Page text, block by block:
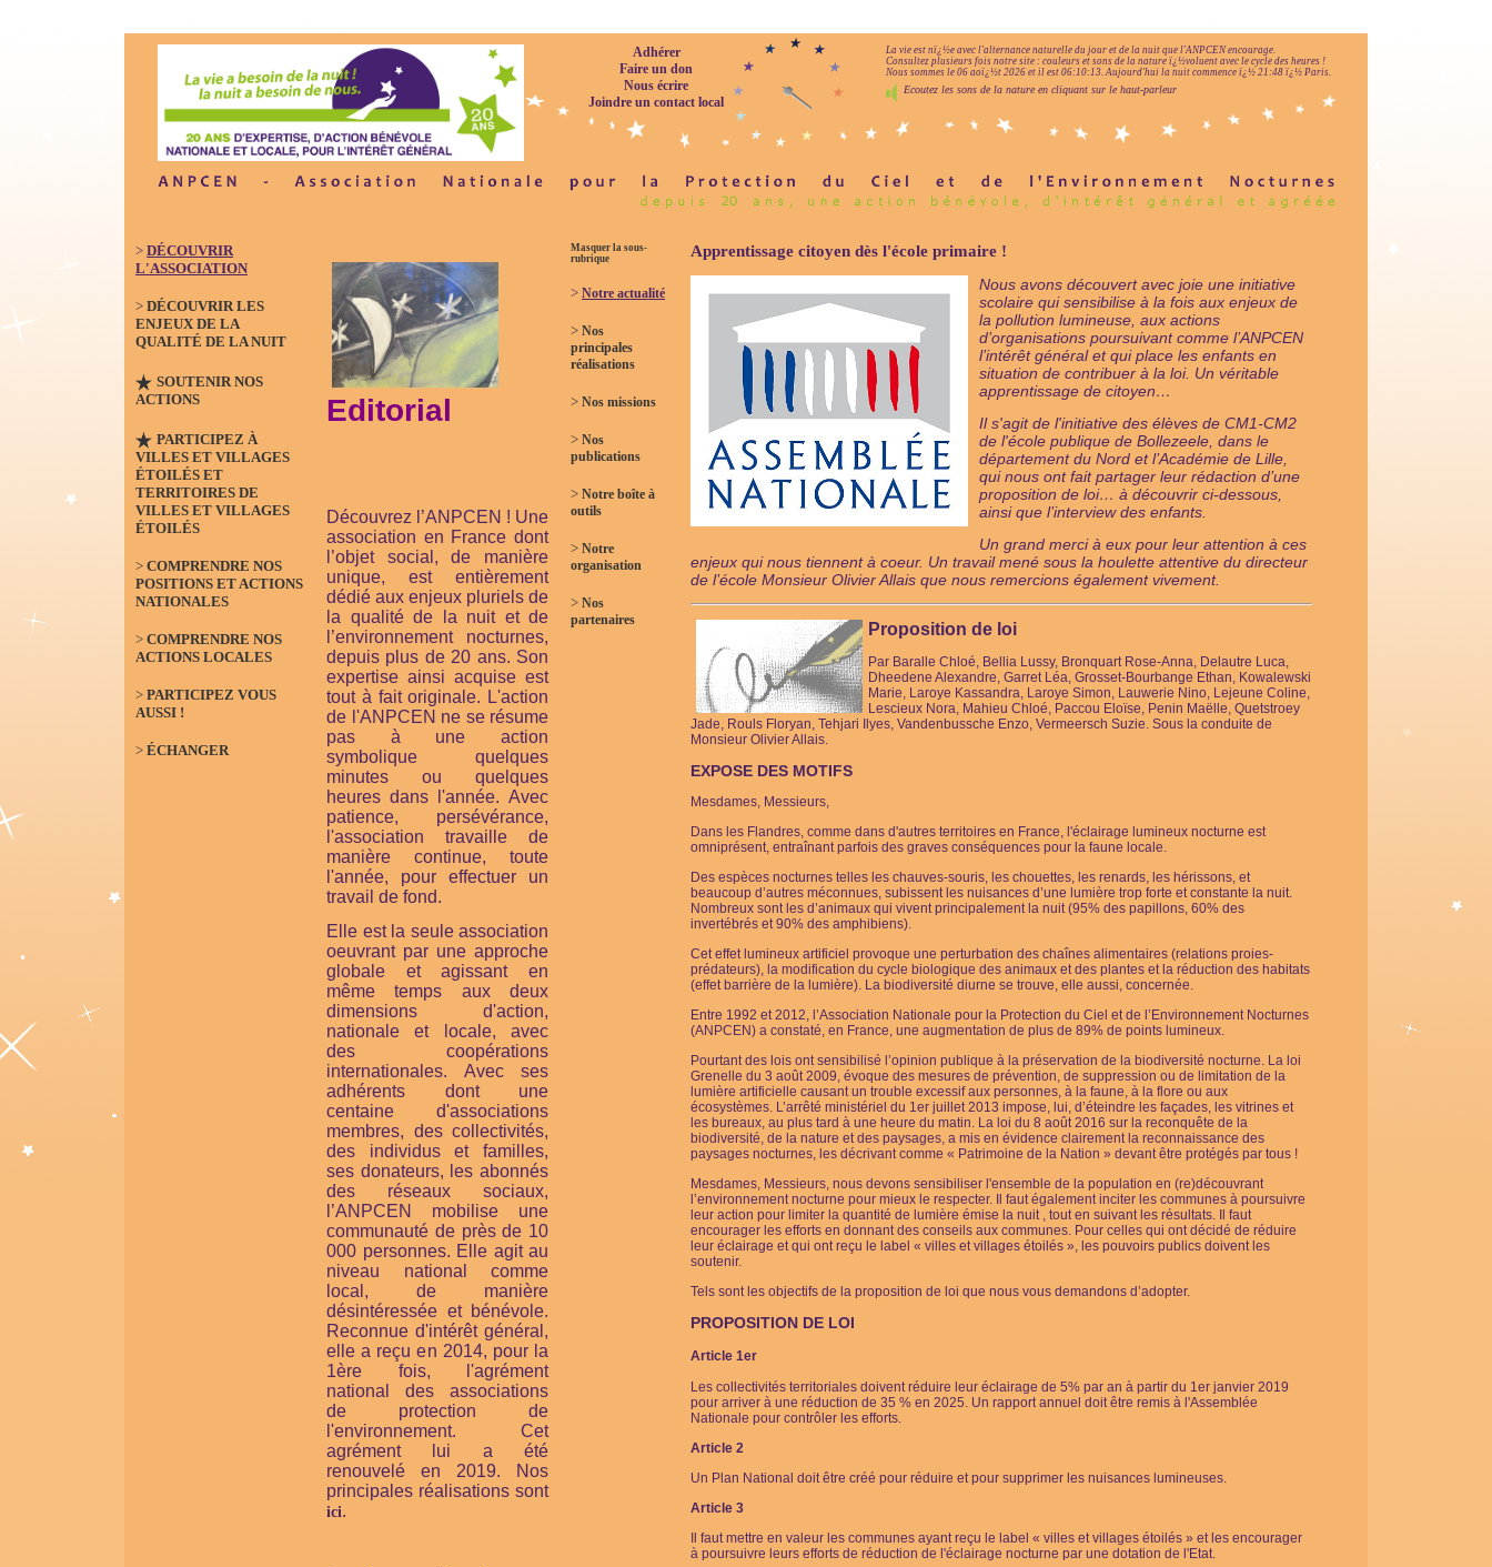
Adhérer
Faire un don
Nous écrire
Joindre un contact local
La vie est nï¿½e avec l'alternance naturelle du jour et de la nuit que l'ANPCEN encourage.
Consultez plusieurs fois notre site : couleurs et sons de la nature ï¿½voluent avec le cycle des heures !
Nous sommes le 06 aoï¿½t 2026 et il est 06:10:14.Aujourd'hui la nuit commence ï¿½ 21:48 ï¿½ Paris.
Ecoutez les sons de la nature en cliquant sur le haut-parleur
> DÉCOUVRIR
L'ASSOCIATION
> DÉCOUVRIR LES
ENJEUX DE LA
QUALITÉ DE LA NUIT
SOUTENIR NOS
ACTIONS
PARTICIPEZ À
VILLES ET VILLAGES
ÉTOILÉS ET
TERRITOIRES DE
VILLES ET VILLAGES
ÉTOILÉS
> COMPRENDRE NOS
POSITIONS ET ACTIONS
NATIONALES
> COMPRENDRE NOS
ACTIONS LOCALES
> PARTICIPEZ VOUS
AUSSI !
> ÉCHANGER
Editorial
Découvrez l’ANPCEN ! Une
association en France dont
l’objet social, de manière
unique, est entièrement
dédié aux enjeux pluriels de
la qualité de la nuit et de
l’environnement nocturnes,
depuis plus de 20 ans. Son
expertise ainsi acquise est
tout à fait originale. L'action
de l'ANPCEN ne se résume
pas à une action
symbolique quelques
minutes ou quelques
heures dans l'année. Avec
patience, persévérance,
l'association travaille de
manière continue, toute
l'année, pour effectuer un
travail de fond.
Elle est la seule association
oeuvrant par une approche
globale et agissant en
même temps aux deux
dimensions d'action,
nationale et locale, avec
des coopérations
internationales. Avec ses
adhérents dont une
centaine d'associations
membres, des collectivités,
des individus et familles,
ses donateurs, les abonnés
des réseaux sociaux,
l’ANPCEN mobilise une
communauté de près de 10
000 personnes. Elle agit au
niveau national comme
local, de manière
désintéressée et bénévole.
Reconnue d'intérêt général,
elle a reçu en 2014, pour la
1ère fois, l'agrément
national des associations
de protection de
l'environnement. Cet
agrément lui a été
renouvelé en 2019. Nos
principales réalisations sont
ici.
Masquer la sous-
rubrique
> Notre actualité
> Nos
principales
réalisations
> Nos missions
> Nos
publications
> Notre boîte à
outils
> Notre
organisation
> Nos
partenaires
Apprentissage citoyen dès l'école primaire !
Nous avons découvert avec joie une initiative
scolaire qui sensibilise à la fois aux enjeux de
la pollution lumineuse, aux actions
d’organisations poursuivant comme l’ANPCEN
l’intérêt général et qui place les enfants en
situation de contribuer à la loi. Un véritable
apprentissage de citoyen…
Il s'agit de l'initiative des élèves de CM1-CM2
de l'école publique de Bollezeele, dans le
département du Nord et l’Académie de Lille,
qui nous ont fait partager leur rédaction d’une
proposition de loi… à découvrir ci-dessous,
ainsi que l’interview des enfants.
Un grand merci à eux pour leur attention à ces
enjeux qui nous tiennent à coeur. Un travail mené sous la houlette attentive du directeur
de l’école Monsieur Olivier Allais que nous remercions également vivement.
Proposition de loi
Par Baralle Chloé, Bellia Lussy, Bronquart Rose-Anna, Delautre Luca,
Dheedene Alexandre, Garret Léa, Grosset-Bourbange Ethan, Kowalewski
Marie, Laroye Kassandra, Laroye Simon, Lauwerie Nino, Lejeune Coline,
Lescieux Nora, Mahieu Chloé, Paccou Eloïse, Penin Maëlle, Quetstroey
Jade, Rouls Floryan, Tehjari Ilyes, Vandenbussche Enzo, Vermeersch Suzie. Sous la conduite de
Monsieur Olivier Allais.
EXPOSE DES MOTIFS
Mesdames, Messieurs,
Dans les Flandres, comme dans d'autres territoires en France, l'éclairage lumineux nocturne est
omniprésent, entraînant parfois des graves conséquences pour la faune locale.
Des espèces nocturnes telles les chauves-souris, les chouettes, les renards, les hérissons, et
beaucoup d’autres méconnues, subissent les nuisances d’une lumière trop forte et constante la nuit.
Nombreux sont les d’animaux qui vivent principalement la nuit (95% des papillons, 60% des
invertébrés et 90% des amphibiens).
Cet effet lumineux artificiel provoque une perturbation des chaînes alimentaires (relations proies-
prédateurs), la modification du cycle biologique des animaux et des plantes et la réduction des habitats
(effet barrière de la lumière). La biodiversité diurne se trouve, elle aussi, concernée.
Entre 1992 et 2012, l’Association Nationale pour la Protection du Ciel et de l’Environnement Nocturnes
(ANPCEN) a constaté, en France, une augmentation de plus de 89% de points lumineux.
Pourtant des lois ont sensibilisé l’opinion publique à la préservation de la biodiversité nocturne. La loi
Grenelle du 3 août 2009, évoque des mesures de prévention, de suppression ou de limitation de la
lumière artificielle causant un trouble excessif aux personnes, à la faune, à la flore ou aux
écosystèmes. L’arrêté ministériel du 1er juillet 2013 impose, lui, d’éteindre les façades, les vitrines et
les bureaux, au plus tard à une heure du matin. La loi du 8 août 2016 sur la reconquête de la
biodiversité, de la nature et des paysages, a mis en évidence clairement la reconnaissance des
paysages nocturnes, les décrivant comme « Patrimoine de la Nation » devant être protégés par tous !
Mesdames, Messieurs, nous devons sensibiliser l'ensemble de la population en (re)découvrant
l’environnement nocturne pour mieux le respecter. Il faut également inciter les communes à poursuivre
leur action pour limiter la quantité de lumière émise la nuit , tout en suivant les résultats. Il faut
encourager les efforts en donnant des conseils aux communes. Pour celles qui ont décidé de réduire
leur éclairage et qui ont reçu le label « villes et villages étoilés », les pouvoirs publics doivent les
soutenir.
Tels sont les objectifs de la proposition de loi que nous vous demandons d’adopter.
PROPOSITION DE LOI
Article 1er
Les collectivités territoriales doivent réduire leur éclairage de 5% par an à partir du 1er janvier 2019
pour arriver à une réduction de 35 % en 2025. Un rapport annuel doit être remis à l'Assemblée
Nationale pour contrôler les efforts.
Article 2
Un Plan National doit être créé pour réduire et pour supprimer les nuisances lumineuses.
Article 3
Il faut mettre en valeur les communes ayant reçu le label « villes et villages étoilés » et les encourager
à poursuivre leurs efforts de réduction de l'éclairage nocturne par une dotation de l'Etat.